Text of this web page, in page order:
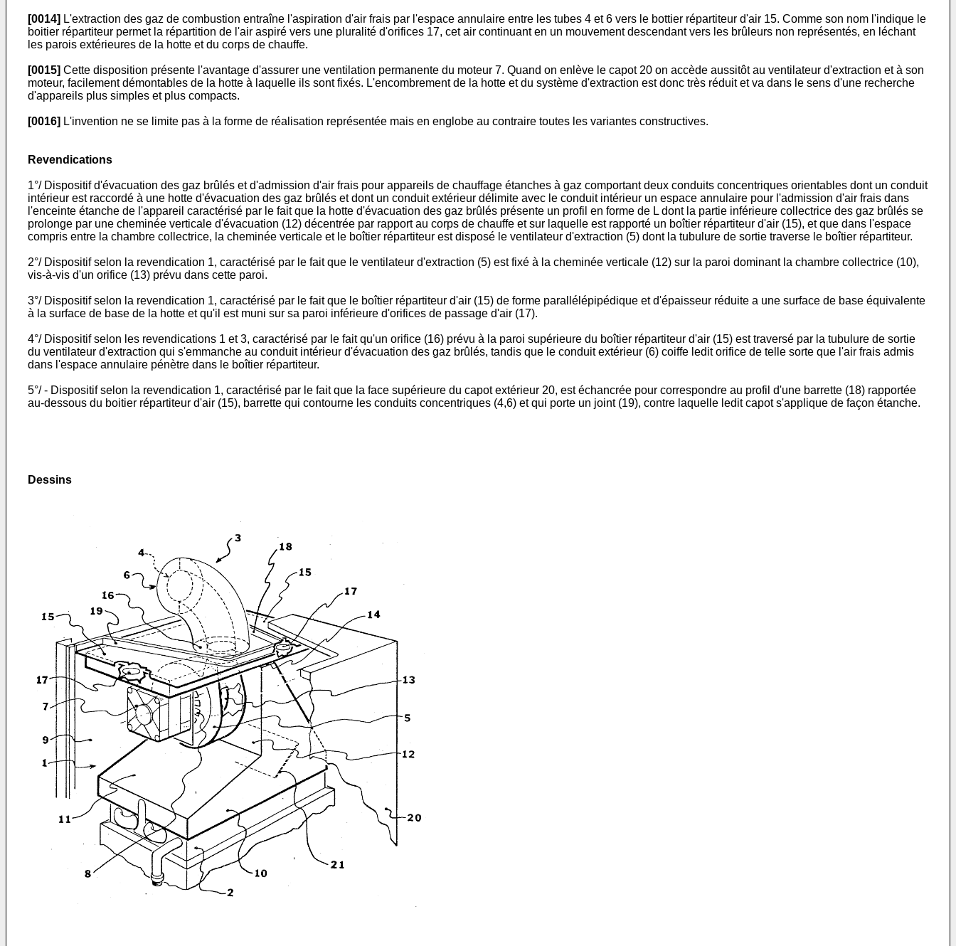
[0014] L'extraction des gaz de combustion entraîne l'aspiration d'air frais par l'espace annulaire entre les tubes 4 et 6 vers le bottier répartiteur d'air 15. Comme son nom l'indique le
boitier répartiteur permet la répartition de l'air aspiré vers une pluralité d'orifices 17, cet air continuant en un mouvement descendant vers les brûleurs non représentés, en léchant
les parois extérieures de la hotte et du corps de chauffe.
[0015] Cette disposition présente l'avantage d'assurer une ventilation permanente du moteur 7. Quand on enlève le capot 20 on accède aussitôt au ventilateur d'extraction et à son
moteur, facilement démontables de la hotte à laquelle ils sont fixés. L'encombrement de la hotte et du système d'extraction est donc très réduit et va dans le sens d'une recherche
d'appareils plus simples et plus compacts.
[0016] L'invention ne se limite pas à la forme de réalisation représentée mais en englobe au contraire toutes les variantes constructives.
Revendications
1°/ Dispositif d'évacuation des gaz brûlés et d'admission d'air frais pour appareils de chauffage étanches à gaz comportant deux conduits concentriques orientables dont un conduit
intérieur est raccordé à une hotte d'évacuation des gaz brûlés et dont un conduit extérieur délimite avec le conduit intérieur un espace annulaire pour l'admission d'air frais dans
l'enceinte étanche de l'appareil caractérisé par le fait que la hotte d'évacuation des gaz brûlés présente un profil en forme de L dont la partie inférieure collectrice des gaz brûlés se
prolonge par une cheminée verticale d'évacuation (12) décentrée par rapport au corps de chauffe et sur laquelle est rapporté un boîtier répartiteur d'air (15), et que dans l'espace
compris entre la chambre collectrice, la cheminée verticale et le boîtier répartiteur est disposé le ventilateur d'extraction (5) dont la tubulure de sortie traverse le boîtier répartiteur.
2°/ Dispositif selon la revendication 1, caractérisé par le fait que le ventilateur d'extraction (5) est fixé à la cheminée verticale (12) sur la paroi dominant la chambre collectrice (10),
vis-à-vis d'un orifice (13) prévu dans cette paroi.
3°/ Dispositif selon la revendication 1, caractérisé par le fait que le boîtier répartiteur d'air (15) de forme parallélépipédique et d'épaisseur réduite a une surface de base équivalente
à la surface de base de la hotte et qu'il est muni sur sa paroi inférieure d'orifices de passage d'air (17).
4°/ Dispositif selon les revendications 1 et 3, caractérisé par le fait qu'un orifice (16) prévu à la paroi supérieure du boîtier répartiteur d'air (15) est traversé par la tubulure de sortie
du ventilateur d'extraction qui s'emmanche au conduit intérieur d'évacuation des gaz brûlés, tandis que le conduit extérieur (6) coiffe ledit orifice de telle sorte que l'air frais admis
dans l'espace annulaire pénètre dans le boîtier répartiteur.
5°/ - Dispositif selon la revendication 1, caractérisé par le fait que la face supérieure du capot extérieur 20, est échancrée pour correspondre au profil d'une barrette (18) rapportée
au-dessous du boitier répartiteur d'air (15), barrette qui contourne les conduits concentriques (4,6) et qui porte un joint (19), contre laquelle ledit capot s'applique de façon étanche.
Dessins